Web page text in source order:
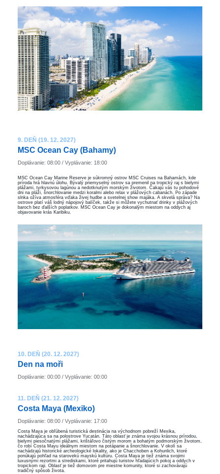
9. DEŇ (19. 12. 2027)
MSC Ocean Cay (Bahamy)
Doplávanie: 08:00 / Vyplávanie: 18:00
MSC Ocean Cay Marine Reserve je súkromný ostrov MSC Cruises na Bahamách, kde
príroda hrá hlavnú úlohu. Bývalý priemyselný ostrov sa premenil na tropický raj s bielymi
plážami, tyrkysovou lagúnou a nedotknutým morským životom. Čakajú vás tu pohodové
dni na pláži, šnorchlovanie medzi koralmi alebo relax v plážových cabanách. Po západe
slnka ožíva atmosféra vďaka živej hudbe a svetelnej show majáka. A skvelá správa? Na
ostrove platí váš lodný nápojový balíček, takže si môžete vychutnať drinky v plážových
baroch bez ďalších poplatkov. MSC Ocean Cay je dokonalým miestom na oddych aj
objavovanie krás Karibiku.
10. DEŇ (20. 12. 2027)
Den na moři
Doplávanie: 00:00 / Vyplávanie: 00:00
11. DEŇ (21. 12. 2027)
Costa Maya (Mexiko)
Doplávanie: 08:00 / Vyplávanie: 17:00
Costa Maya je obľúbená turistická destinácia na východnom pobreží Mexika,
nachádzajúca sa na polostrove Yucatán. Táto oblasť je známa svojou krásnou prírodou,
bielymi piesočnatými plážami, krištáľovo čistým morom a bohatým podmorským životom,
čo robí Costa Mayu ideálnym miestom na potápanie a šnorchlovanie. V okolí sa
nachádzajú historické archeologické lokality, ako je Chacchoben a Kohunlich, ktoré
ponúkajú pohľad na starovekú mayskú kultúru. Costa Maya je tiež známa svojimi
luxusnými rezortmi a strediskami, ktoré pritahujú turistov hľadajúcich pokoj a oddych v
tropickom raji. Oblasť je tiež domovom pre miestne komunity, ktoré si zachovávajú
tradičný spôsob života.